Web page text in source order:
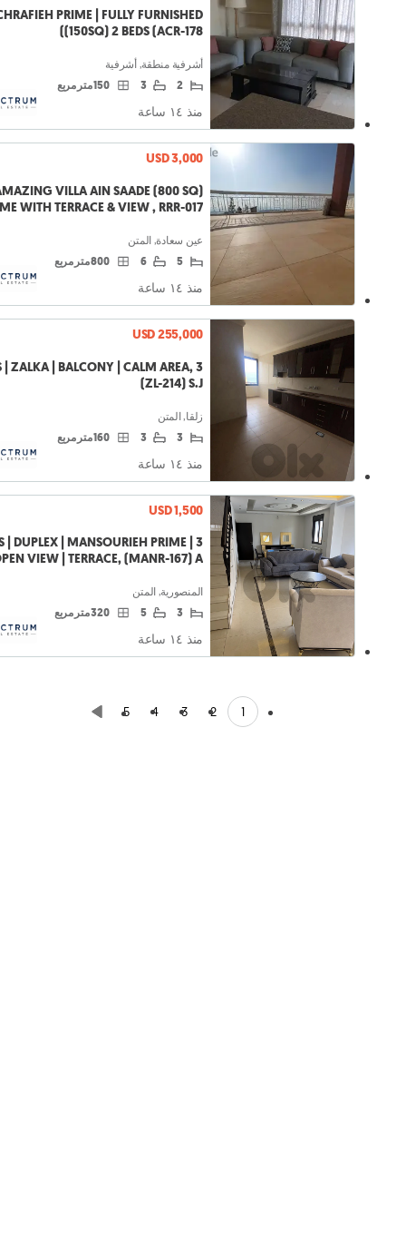
PRIME | FULLY FURNISHED
(150SQ) 2 BEDS (ACR-178)
أشرفية منطقة, أشرفية
2
3 150 متر مربع
منذ ١٤ ساعة
USD 3,000
VILLA AIN SAADE (800 SQ)
WITH TERRACE & VIEW , RRR-017
عين سعادة, المتن
5
6 800 متر مربع
منذ ١٤ ساعة
USD 255,000
| ZALKA | BALCONY | CALM AREA,
(ZL-214) S.J
زلقا, المتن
3
3 160 متر مربع
منذ ١٤ ساعة
USD 1,500
| DUPLEX | MANSOURIEH PRIME |
VIEW | TERRACE, (MANR-167) A
المنصورية, المتن
3
5 320 متر مربع
منذ ١٤ ساعة
1
2
3
4
5